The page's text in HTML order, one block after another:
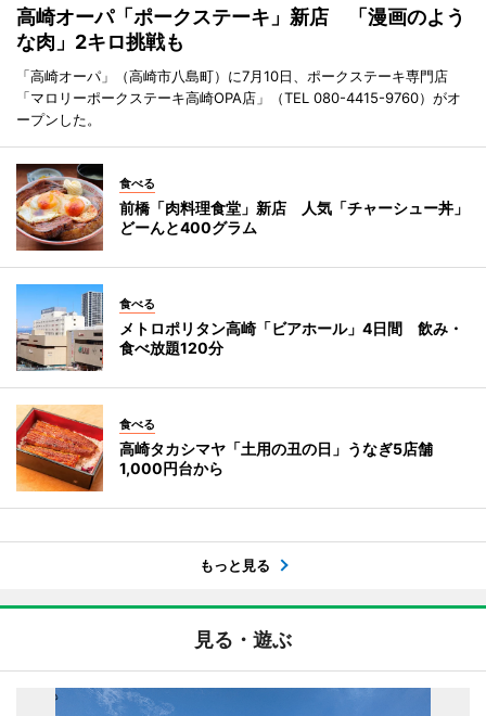
高崎オーパ「ポークステーキ」新店 「漫画のよう
な肉」2キロ挑戦も
「高崎オーパ」（高崎市八島町）に7月10日、ポークステーキ専門店
「マロリーポークステーキ高崎OPA店」（TEL 080-4415-9760）がオ
ープンした。
食べる
前橋「肉料理食堂」新店 人気「チャーシュー丼」
どーんと400グラム
食べる
メトロポリタン高崎「ビアホール」4日間 飲み・
食べ放題120分
食べる
高崎タカシマヤ「土用の丑の日」うなぎ5店舗
1,000円台から
もっと見る
見る・遊ぶ